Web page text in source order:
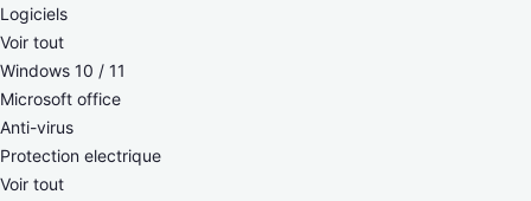
Logiciels
Voir tout
Windows 10 / 11
Microsoft office
Anti-virus
Protection electrique
Voir tout